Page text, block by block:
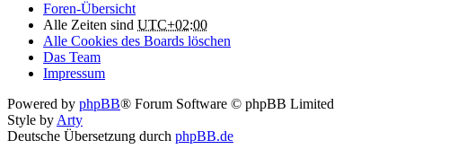
Foren-Übersicht
Alle Zeiten sind UTC+02:00
Alle Cookies des Boards löschen
Das Team
Impressum
Powered by phpBB® Forum Software © phpBB Limited
Style byArty
Deutsche Übersetzung durch phpBB.de